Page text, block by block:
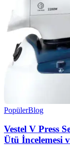
PopülerBlog
Vestel V Press
Ütü İncelemesi